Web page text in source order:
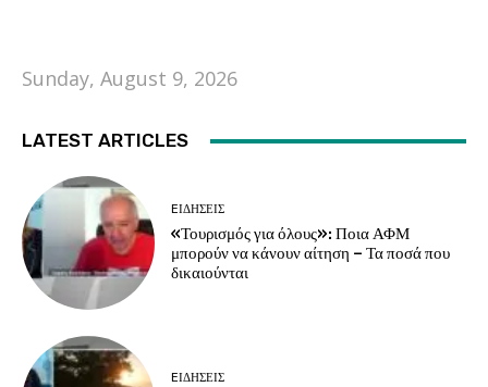
Sunday, August 9, 2026
LATEST ARTICLES
EΙΔΗΣΕΙΣ
«Τουρισμός για όλους»: Ποια ΑΦΜ
μπορούν να κάνουν αίτηση – Τα ποσά που
δικαιούνται
EΙΔΗΣΕΙΣ